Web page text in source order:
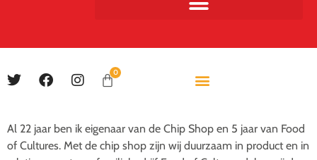
0
Al 22 jaar ben ik eigenaar van de Chip Shop en 5 jaar van Food
of Cultures. Met de chip shop zijn wij duurzaam in product en in